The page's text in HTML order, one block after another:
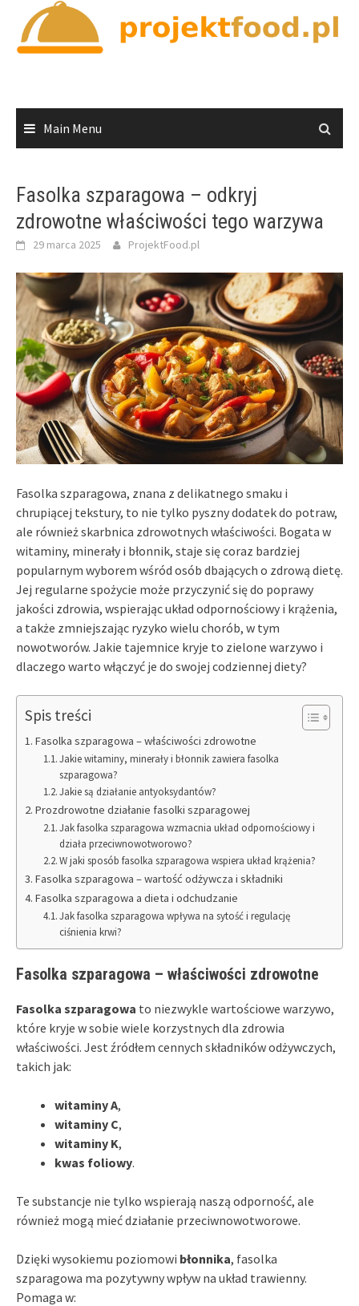
content
Main Menu
Fasolka szparagowa – odkryj
zdrowotne właściwości tego warzywa
29 marca 2025 ProjektFood.pl
Fasolka szparagowa, znana z delikatnego smaku i
chrupiącej tekstury, to nie tylko pyszny dodatek do potraw,
ale również skarbnica zdrowotnych właściwości. Bogata w
witaminy, minerały i błonnik, staje się coraz bardziej
popularnym wyborem wśród osób dbających o zdrową dietę.
Jej regularne spożycie może przyczynić się do poprawy
jakości zdrowia, wspierając układ odpornościowy i krążenia,
a także zmniejszając ryzyko wielu chorób, w tym
nowotworów. Jakie tajemnice kryje to zielone warzywo i
dlaczego warto włączyć je do swojej codziennej diety?
Spis treści
Fasolka szparagowa – właściwości zdrowotne
Jakie witaminy, minerały i błonnik zawiera fasolka
szparagowa?
Jakie są działanie antyoksydantów?
Prozdrowotne działanie fasolki szparagowej
Jak fasolka szparagowa wzmacnia układ odpornościowy i
działa przeciwnowotworowo?
W jaki sposób fasolka szparagowa wspiera układ krążenia?
Fasolka szparagowa – wartość odżywcza i składniki
Fasolka szparagowa a dieta i odchudzanie
Jak fasolka szparagowa wpływa na sytość i regulację
ciśnienia krwi?
Fasolka szparagowa – właściwości zdrowotne
Fasolka szparagowa to niezwykle wartościowe warzywo,
które kryje w sobie wiele korzystnych dla zdrowia
właściwości. Jest źródłem cennych składników odżywczych,
takich jak:
witaminy A,
witaminy C,
witaminy K,
kwas foliowy.
Te substancje nie tylko wspierają naszą odporność, ale
również mogą mieć działanie przeciwnowotworowe.
Dzięki wysokiemu poziomowi błonnika, fasolka
szparagowa ma pozytywny wpływ na układ trawienny.
Pomaga w: